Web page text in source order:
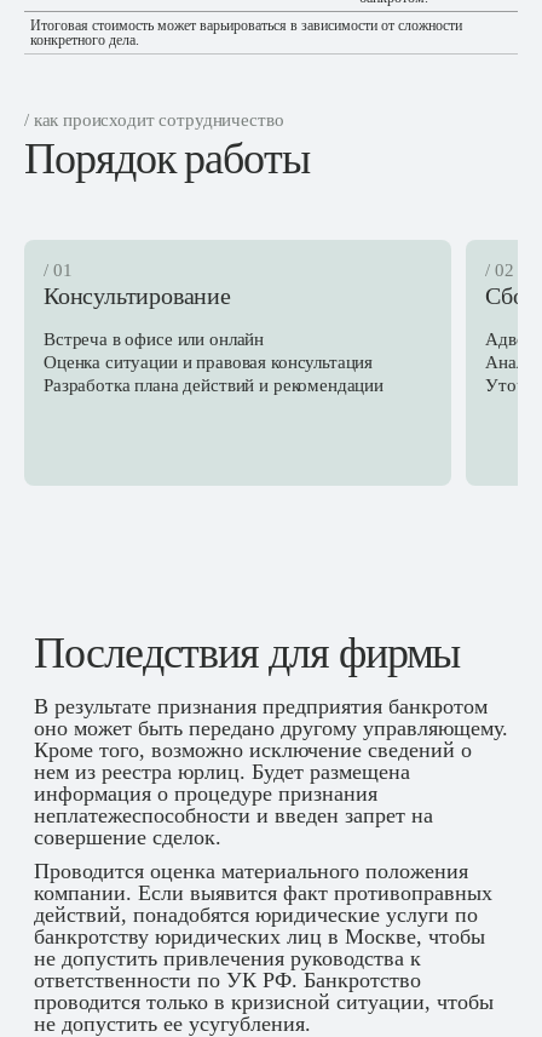
Итоговая стоимость может варьироваться в зависимости от сложности
конкретного дела.
/ как происходит сотрудничество
Порядок работы
/ 01
Консультирование
Встреча в офисе или онлайн
Оценка ситуации и правовая консультация
Разработка плана действий и рекомендации
/ 02
Последствия для фирмы
В результате признания предприятия банкротом
оно может быть передано другому управляющему.
Кроме того, возможно исключение сведений о
нем из реестра юрлиц. Будет размещена
информация о процедуре признания
неплатежеспособности и введен запрет на
совершение сделок.
Проводится оценка материального положения
компании. Если выявится факт противоправных
действий, понадобятся юридические услуги по
банкротству юридических лиц в Москве, чтобы
не допустить привлечения руководства к
ответственности по УК РФ. Банкротство
проводится только в кризисной ситуации, чтобы
не допустить ее усугубления.